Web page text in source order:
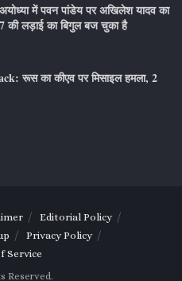
में पवन पांडेय पर अखिलेश यादव का
की लड़ाई का बिगुल बज चुका है
रूस का कीएव पर मिसाइल हमला, 2
Editorial Policy
Privacy Policy
Service
Reserved.